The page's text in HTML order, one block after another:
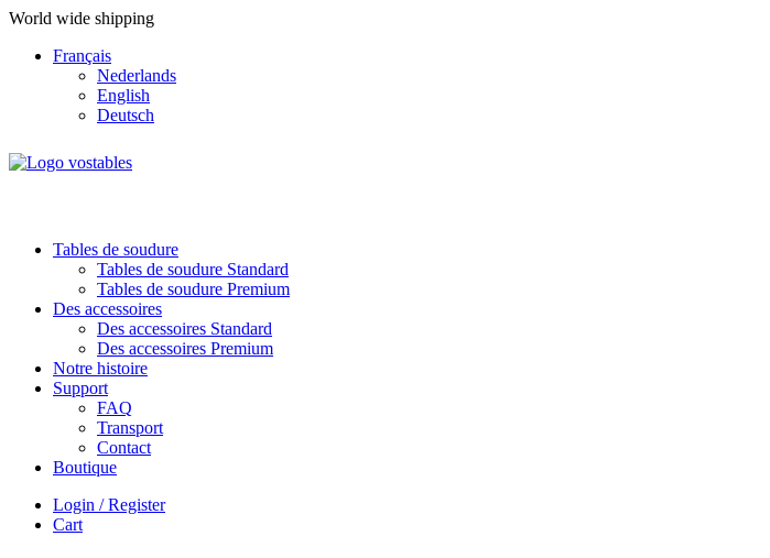
World wide shipping
Français
Nederlands
English
Deutsch
Tables de soudure
Tables de soudure Standard
Tables de soudure Premium
Des accessoires
Des accessoires Standard
Des accessoires Premium
Notre histoire
Support
FAQ
Transport
Contact
Boutique
Login / Register
Cart